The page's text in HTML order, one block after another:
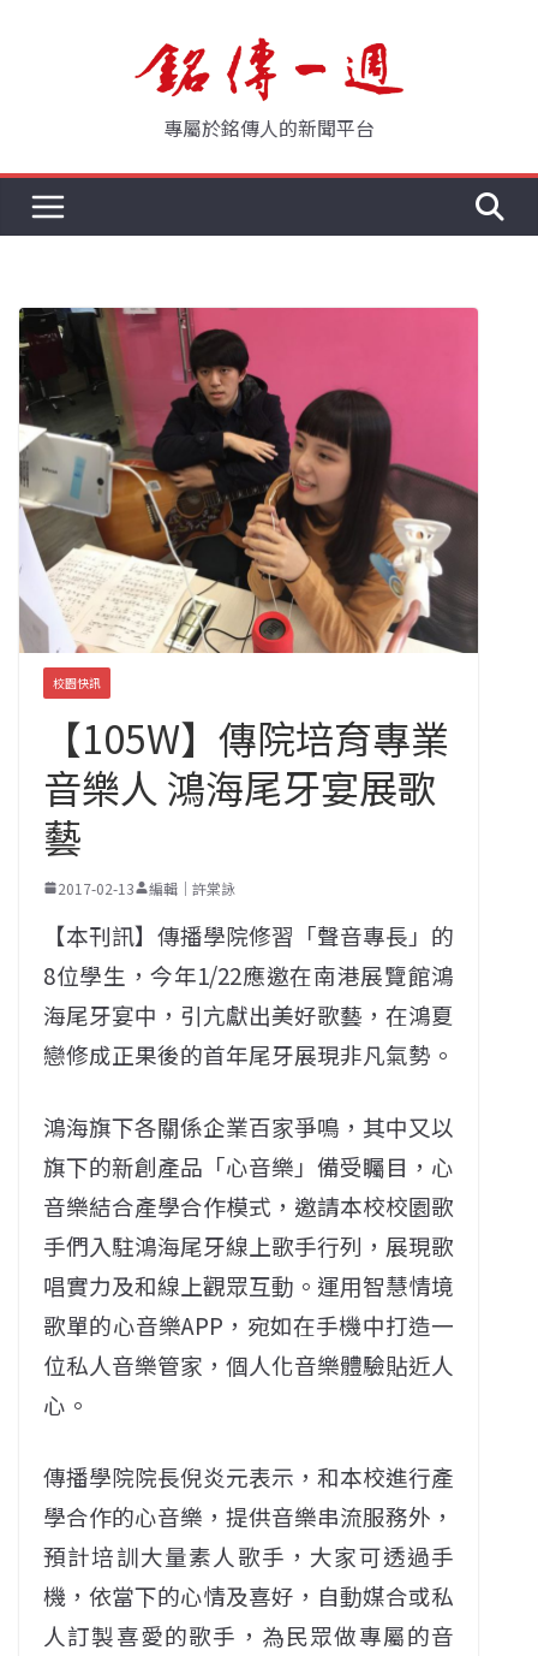
專屬於銘傳人的新聞平台
校園快訊
【105W】傳院培育專業
音樂人 鴻海尾牙宴展歌
藝
2017-02-13 編輯｜許棠詠
【本刊訊】傳播學院修習「聲音專長」的
8位學生，今年1/22應邀在南港展覽館鴻
海尾牙宴中，引亢獻出美好歌藝，在鴻夏
戀修成正果後的首年尾牙展現非凡氣勢。
鴻海旗下各關係企業百家爭鳴，其中又以
旗下的新創產品「心音樂」備受矚目，心
音樂結合產學合作模式，邀請本校校園歌
手們入駐鴻海尾牙線上歌手行列，展現歌
唱實力及和線上觀眾互動。運用智慧情境
歌單的心音樂APP，宛如在手機中打造一
位私人音樂管家，個人化音樂體驗貼近人
心。
傳播學院院長倪炎元表示，和本校進行產
學合作的心音樂，提供音樂串流服務外，
預計培訓大量素人歌手，大家可透過手
機，依當下的心情及喜好，自動媒合或私
人訂製喜愛的歌手，為民眾做專屬的音